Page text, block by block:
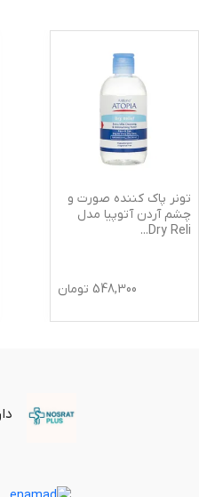
تونر پاک کننده صورت و
چشم آردن آتوپیا مدل
Dry Reli
...
548,300 تومان